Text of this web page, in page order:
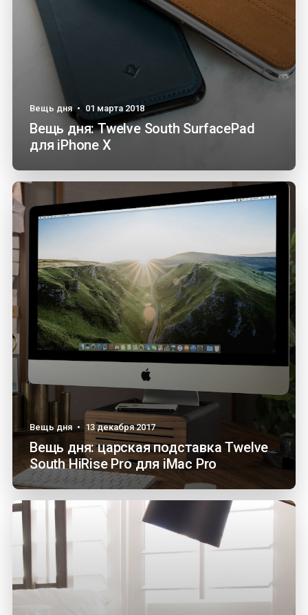
Вещь дня • 01 марта 2018
Вещь дня: Twelve South SurfacePad
для iPhone X
Вещь дня • 13 декабря 2017
Вещь дня: царская подставка Twelve
South HiRise Pro для iMac Pro